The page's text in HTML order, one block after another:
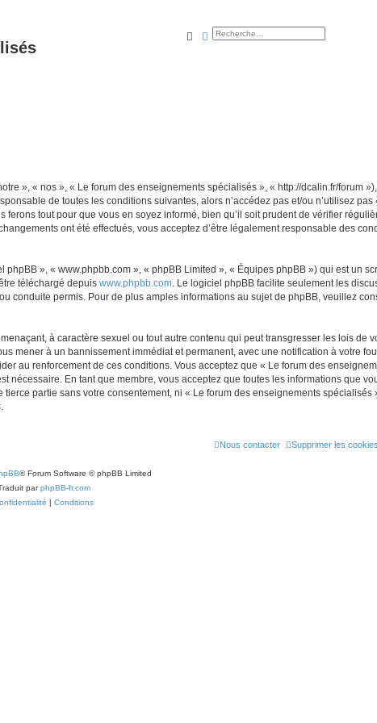
Rechercher
Recherche avancée
», « nos », « Le forum des enseignements spécialisés », « http://dcalin.fr/forum
de toutes les conditions suivantes, alors n’accédez pas et/ou n’utilisez pas
tout pour que vous en soyez informé, bien qu’il soit prudent de vérifier
ont été effectués, vous acceptez d’être légalement responsable des
», « www.phpbb.com », « phpBB Limited », « Équipes phpBB ») qui est un
téléchargé depuis www.phpbb.com . Le logiciel phpBB facilite seulement les
conduite permis. Pour de plus amples informations au sujet de phpBB, veuillez
à caractère sexuel ou tout autre contenu qui peut transgresser les lois de
mener à un bannissement immédiat et permanent, avec une notification à votre
au renforcement de ces conditions. Vous acceptez que « Le forum des
En tant que membre, vous acceptez que toutes les informations que
partie sans votre consentement, ni « Le forum des enseignements spécialisés
Supprimer les cookies
Nous contacter
® Forum Software © phpBB Limited
parphpBB-fr.com
| Conditions